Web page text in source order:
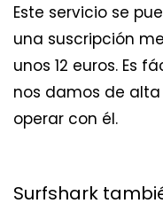
Este servicio se
una suscripción
unos 12 euros. Es
nos damos de
operar con él.
Surfshark